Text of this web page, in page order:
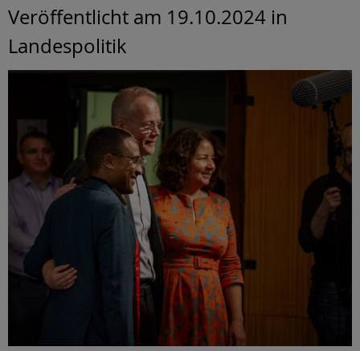
Veröffentlicht am 19.10.2024 in
Landespolitik